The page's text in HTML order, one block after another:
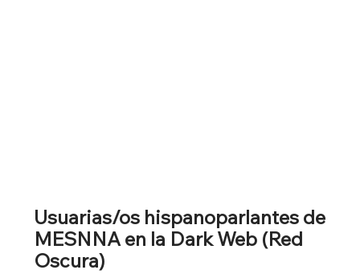
Usuarias/os hispanoparlantes de ​​
MESNNA en la Dark Web (Red
Oscura)